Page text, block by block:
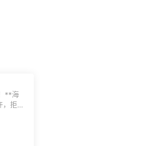
**海
拒收